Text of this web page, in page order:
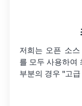
저희는 오픈 소
를 모두 사용하여
부분의 경우 "고